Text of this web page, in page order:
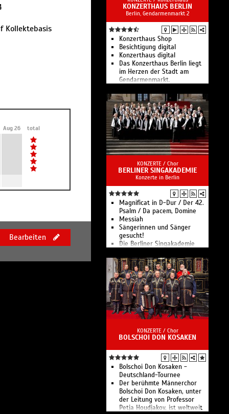
Kollektebasis
Aug 26 total
Bearbeiten
Berlin
Konzerte der Berliner
Philharmoniker
KONZERTHAUS BERLIN
Berlin, Gendarmenmarkt 2
Konzerthaus Shop
Besichtigung digital
Konzerthaus digital
Das Konzerthaus Berlin liegt
im Herzen der Stadt am
Gendarmenmarkt.
KONZERTE / Chor
BERLINER SINGAKADEMIE
Konzerte in Berlin
Magnificat in D-Dur / Der 42.
Psalm / Da pacem, Domine
Messiah
Sängerinnen und Sänger
gesucht!
Die Berliner Singakademie
Oratorienchören Berlins.
KONZERTE / Chor
BOLSCHOI DON KOSAKEN
Bolschoi Don Kosaken -
Deutschland-Tournee
Der berühmte Männerchor
Bolschoi Don Kosaken, unter
der Leitung von Professor
Petja Houdjakov, ist weltweit